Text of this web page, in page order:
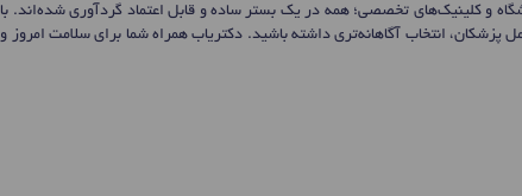
و کلینیک‌های تخصصی؛ همه در یک بستر ساده و قابل اعتماد گردآوری شده‌اند. با
انتخاب آگاهانه‌تری داشته باشید. دکتریاب همراه شما برای سلامت امروز و